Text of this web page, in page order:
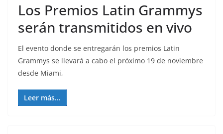
Los Premios Latin Grammys
serán transmitidos en vivo
El evento donde se entregarán los premios Latin
Grammys se llevará a cabo el próximo 19 de noviembre
desde Miami,
Leer más...